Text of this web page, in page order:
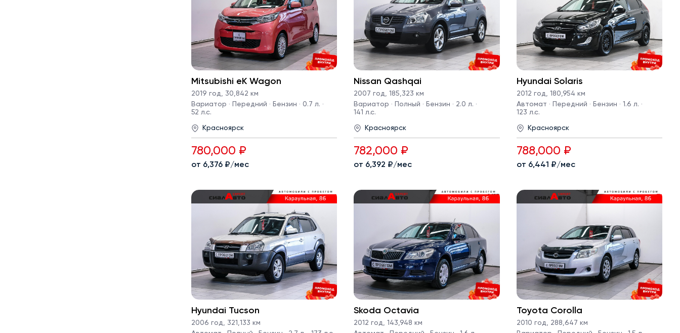
Mitsubishi eK Wagon
2019 год, 30,842 км
Вариатор · Передний · Бензин · 0.7 л. ·
52 л.с.
Красноярск
780,000 ₽
от 6,376 ₽/мес
Nissan Qashqai
2007 год, 185,323 км
Вариатор · Полный · Бензин · 2.0 л. ·
141 л.с.
Красноярск
782,000 ₽
от 6,392 ₽/мес
Hyundai Solaris
2012 год, 180,954 км
Автомат · Передний · Бензин · 1.6 л. ·
123 л.с.
Красноярск
788,000 ₽
от 6,441 ₽/мес
Hyundai Tucson
2006 год
321,133 км
Skoda Octavia
2012 год
143,948 км
Toyota Corolla
2010 год
288,647 км